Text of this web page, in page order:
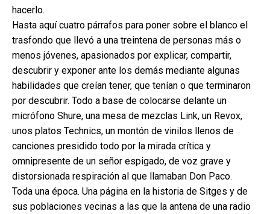
hacerlo.
Hasta aquí cuatro párrafos para poner sobre el blanco el
trasfondo que llevó a una treintena de personas más o
menos jóvenes, apasionados por explicar, compartir,
descubrir y exponer ante los demás mediante algunas
habilidades que creían tener, que tenían o que terminaron
por descubrir. Todo a base de colocarse delante un
micrófono Shure, una mesa de mezclas Link, un Revox,
unos platos Technics, un montón de vinilos llenos de
canciones presidido todo por la mirada crítica y
omnipresente de un señor espigado, de voz grave y
distorsionada respiración al que llamaban Don Paco.
Toda una época. Una página en la historia de Sitges y de
sus poblaciones vecinas a las que la antena de una radio